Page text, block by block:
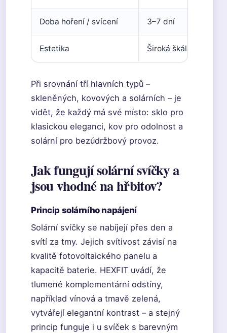
Doba hoření / svícení 3–7 dní
Estetika Široká škála
Při srovnání tří hlavních typů –
skleněných, kovových a solárních – je
vidět, že každý má své místo: sklo pro
klasickou eleganci, kov pro odolnost a
solární pro bezúdržbový provoz.
Jak fungují solární svíčky a
jsou vhodné na hřbitov?
Princip solárního napájení
Solární svíčky se nabíjejí přes den a
svítí za tmy. Jejich svítivost závisí na
kvalitě fotovoltaického panelu a
kapacitě baterie. HEXFIT uvádí, že
tlumené komplementární odstíny,
například vínová a tmavě zelená,
vytvářejí elegantní kontrast – a stejný
princip funguje i u svíček s barevným